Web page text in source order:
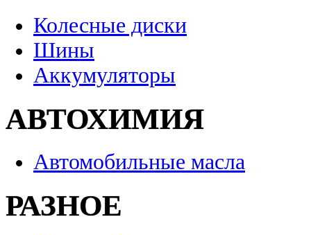
Колесные диски
Шины
Аккумуляторы
АВТОХИМИЯ
Автомобильные масла
РАЗНОЕ